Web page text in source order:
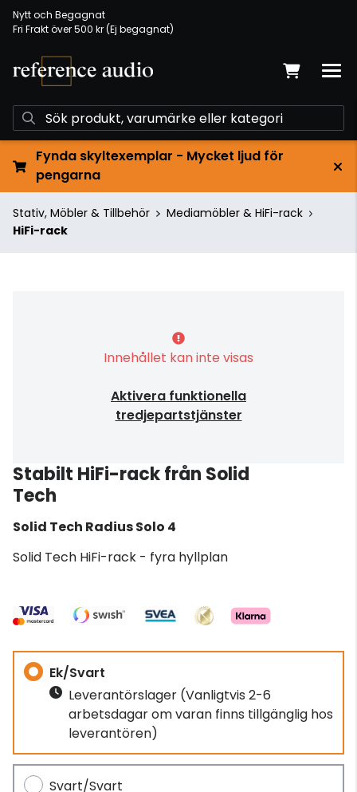
Nytt och Begagnat
Fri Frakt över 500 kr (Ej begagnat)
Fynda skyltexemplar - Mycket ljud för
pengarna
Stativ, Möbler & Tillbehör
Mediamöbler & HiFi-rack
HiFi-rack
Innehållet kan inte visas
Aktivera funktionella
tredjepartstjänster
Stabilt HiFi-rack från Solid
Tech
Solid Tech Radius Solo 4
Solid Tech HiFi-rack - fyra hyllplan
Ek/Svart
Leverantörslager (Vanligtvis 2-6
arbetsdagar om varan finns tillgänglig hos
leverantören)
Svart/Svart